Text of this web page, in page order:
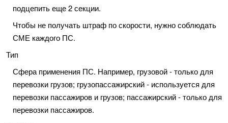
подцепить еще 2 секции.
Чтобы не получать штраф по скорости, нужно соблюдать
СМЕ каждого ПС.
Тип
Сфера применения ПС. Например, грузовой - только для
перевозки грузов; грузопассажирский - используется для
перевозки пассажиров и грузов; пассажирский - только для
перевозки пассажиров.